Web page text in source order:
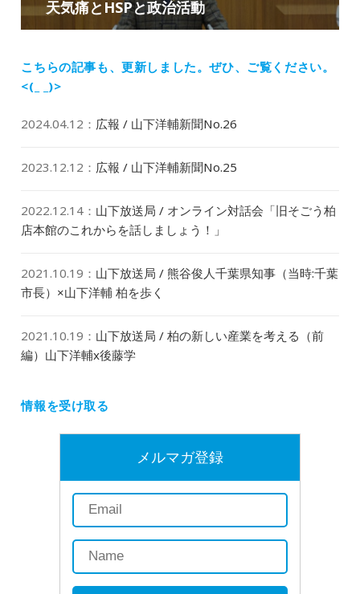
ー
ン
稿:
次
の
稿:
天気痛とHSPと政治活動
こちらの記事も、更新しました。ぜひ、ご覧ください。
<(_ _)>
2024.04.12 ： 広報 / 山下洋輔新聞No.26
2023.12.12 ： 広報 / 山下洋輔新聞No.25
2022.12.14 ： 山下放送局 / オンライン対話会「旧そごう柏
店本館のこれからを話しましょう！」
2021.10.19 ： 山下放送局 / 熊谷俊人千葉県知事（当時:千葉
市長）×山下洋輔 柏を歩く
2021.10.19 ： 山下放送局 / 柏の新しい産業を考える（前
編）山下洋輔x後藤学
情報を受け取る
メルマガ登録